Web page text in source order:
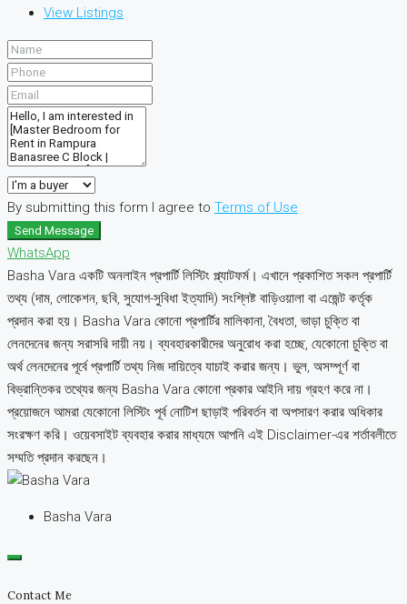
View Listings
By submitting this form I agree to Terms of Use
Send Message
WhatsApp
Basha Vara একটি অনলাইন প্রপার্টি লিস্টিং প্ল্যাটফর্ম। এখানে প্রকাশিত সকল প্রপার্টি
তথ্য (দাম, লোকেশন, ছবি, সুযোগ-সুবিধা ইত্যাদি) সংশ্লিষ্ট বাড়িওয়ালা বা এজেন্ট কর্তৃক
প্রদান করা হয়। Basha Vara কোনো প্রপার্টির মালিকানা, বৈধতা, ভাড়া চুক্তি বা
লেনদেনের জন্য সরাসরি দায়ী নয়। ব্যবহারকারীদের অনুরোধ করা হচ্ছে, যেকোনো চুক্তি বা
অর্থ লেনদেনের পূর্বে প্রপার্টি তথ্য নিজ দায়িত্বে যাচাই করার জন্য। ভুল, অসম্পূর্ণ বা
বিভ্রান্তিকর তথ্যের জন্য Basha Vara কোনো প্রকার আইনি দায় গ্রহণ করে না।
প্রয়োজনে আমরা যেকোনো লিস্টিং পূর্ব নোটিশ ছাড়াই পরিবর্তন বা অপসারণ করার অধিকার
সংরক্ষণ করি। ওয়েবসাইট ব্যবহার করার মাধ্যমে আপনি এই Disclaimer-এর শর্তাবলীতে
সম্মতি প্রদান করছেন।
Basha Vara
Contact Me